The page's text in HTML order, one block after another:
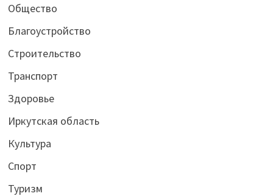
Общество
Благоустройство
Строительство
Транспорт
Здоровье
Иркутская область
Культура
Спорт
Туризм